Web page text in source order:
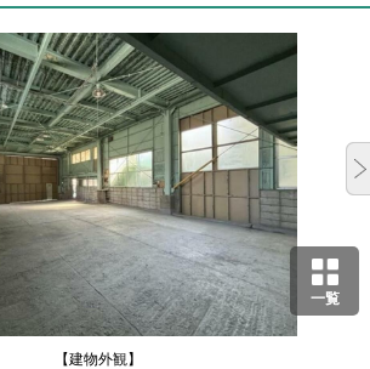
一覧
【建物外観】